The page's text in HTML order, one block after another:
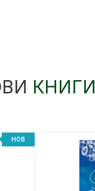
КНИГИ
НОВ